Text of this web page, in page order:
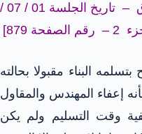
[الطعن رقم 1390 – لسنــة 69 ق – تاريخ الجلسة 01 / 07 /
البناء مقبولا بحالته
إعفاء المهندس والمقاول
وقت التسليم ولم يكن